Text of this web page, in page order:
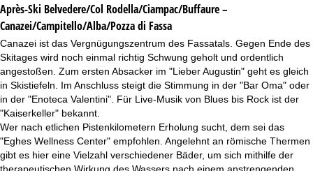
Après-Ski Belvedere/Col Rodella/Ciampac/Buffaure –
Canazei/Campitello/Alba/Pozza di Fassa
Canazei ist das Vergnügungszentrum des Fassatals. Gegen Ende des
Skitages wird noch einmal richtig Schwung geholt und ordentlich
angestoßen. Zum ersten Absacker im "Lieber Augustin" geht es gleich
in Skistiefeln. Im Anschluss steigt die Stimmung in der "Bar Oma" oder
in der "Enoteca Valentini". Für Live-Musik von Blues bis Rock ist der
"Kaiserkeller" bekannt.
Wer nach etlichen Pistenkilometern Erholung sucht, dem sei das
"Eghes Wellness Center" empfohlen. Angelehnt an römische Thermen
gibt es hier eine Vielzahl verschiedener Bäder, um sich mithilfe der